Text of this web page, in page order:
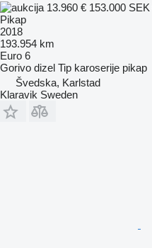
13.960 € 153.000 SEK
Pikap
2018
193.954 km
Euro 6
Gorivo dizel Tip karoserije pikap
Švedska, Karlstad
Klaravik Sweden